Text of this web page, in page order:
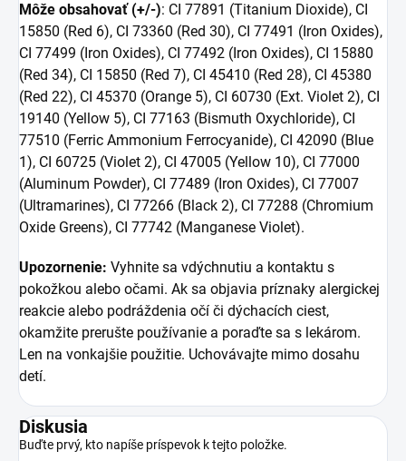
Môže obsahovať (+/-): CI 77891 (Titanium Dioxide), CI
15850 (Red 6), CI 73360 (Red 30), CI 77491 (Iron Oxides),
CI 77499 (Iron Oxides), CI 77492 (Iron Oxides), CI 15880
(Red 34), CI 15850 (Red 7), CI 45410 (Red 28), CI 45380
(Red 22), CI 45370 (Orange 5), CI 60730 (Ext. Violet 2), CI
19140 (Yellow 5), CI 77163 (Bismuth Oxychloride), CI
77510 (Ferric Ammonium Ferrocyanide), CI 42090 (Blue
1), CI 60725 (Violet 2), CI 47005 (Yellow 10), CI 77000
(Aluminum Powder), CI 77489 (Iron Oxides), CI 77007
(Ultramarines), CI 77266 (Black 2), CI 77288 (Chromium
Oxide Greens), CI 77742 (Manganese Violet).
Upozornenie: Vyhnite sa vdýchnutiu a kontaktu s
pokožkou alebo očami. Ak sa objavia príznaky alergickej
reakcie alebo podráždenia očí či dýchacích ciest,
okamžite prerušte používanie a poraďte sa s lekárom.
Len na vonkajšie použitie. Uchovávajte mimo dosahu
detí.
Diskusia
Buďte prvý, kto napíše príspevok k tejto položke.